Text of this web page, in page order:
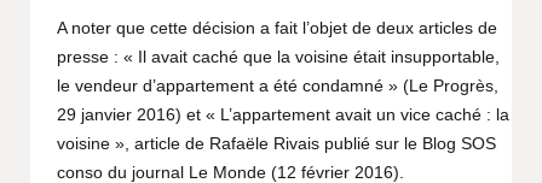
A noter que cette décision a fait l’objet de deux articles de
presse : « Il avait caché que la voisine était insupportable,
le vendeur d’appartement a été condamné » (Le Progrès,
29 janvier 2016) et « L’appartement avait un vice caché : la
voisine », article de Rafaële Rivais publié sur le Blog SOS
conso du journal Le Monde (12 février 2016).